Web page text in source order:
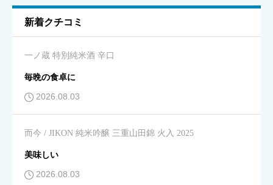
キレ 必須
星の数をお選びください
飲みやすさ 必須
星の数をお選びください
新着クチコミ
一ノ蔵 特別純米酒 辛口
毎晩の食卓に
2026.08.03
而今 / JIKON 純米吟醸 三重山田錦 火入 2025
美味しい
2026.08.03